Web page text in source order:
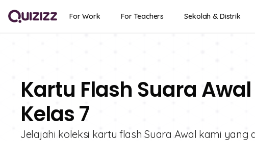
For Work For Teachers Sekolah & Distrik
Kartu Flash Suara
Kelas 7
Jelajahi koleksi kartu flash Suara Awal kami yang